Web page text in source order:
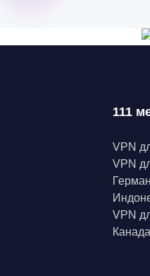
111
VPN
VPN
VPN